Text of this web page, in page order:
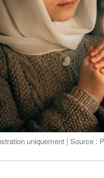
uniquement | Source :